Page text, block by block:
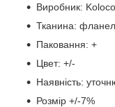
Виробник: Koloco
Тканина:
Паковання: +
Цвет: +/-
Наявність:
Розмір +/-7%